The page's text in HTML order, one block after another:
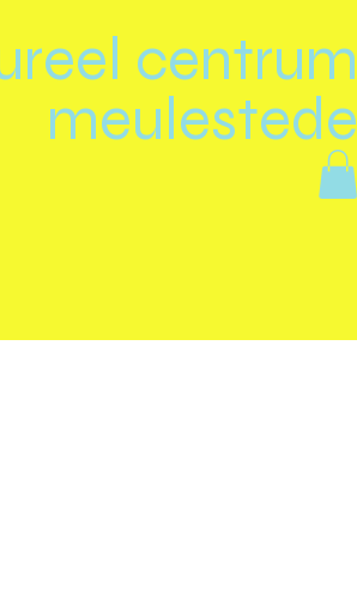
centrum
meulestede